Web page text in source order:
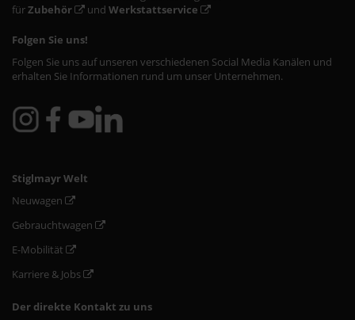
fürZubehör und Werkstattservice
Folgen Sie uns!
Folgen Sie uns auf unseren verschiedenen Social Media Kanälen und
erhalten Sie Informationen rund um unser Unternehmen.
Stiglmayr Welt
Neuwagen
Gebrauchtwagen
E-Mobilität
Karriere & Jobs
Der direkte Kontakt zu uns